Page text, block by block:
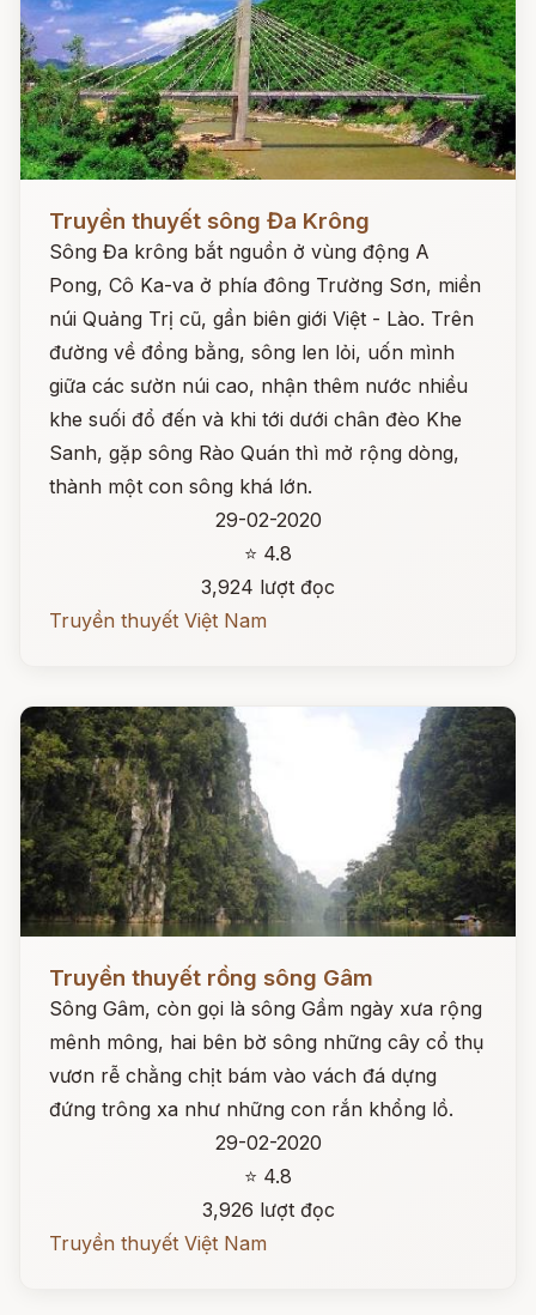
Đọc ngay
Truyền thuyết sông Đa Krông
Sông Đa krông bắt nguồn ở vùng động A
Pong, Cô Ka-va ở phía đông Trường Sơn, miền
núi Quảng Trị cũ, gần biên giới Việt - Lào. Trên
đường về đồng bằng, sông len lỏi, uốn mình
giữa các sườn núi cao, nhận thêm nước nhiều
khe suối đổ đến và khi tới dưới chân đèo Khe
Sanh, gặp sông Rào Quán thì mở rộng dòng,
thành một con sông khá lớn.
29-02-2020
⭐ 4.8
3,924 lượt đọc
Truyền thuyết Việt Nam
Đọc ngay
Truyền thuyết rồng sông Gâm
Sông Gâm, còn gọi là sông Gầm ngày xưa rộng
mênh mông, hai bên bờ sông những cây cổ thụ
vươn rễ chằng chịt bám vào vách đá dựng
đứng trông xa như những con rắn khổng lồ.
29-02-2020
⭐ 4.8
3,926 lượt đọc
Truyền thuyết Việt Nam